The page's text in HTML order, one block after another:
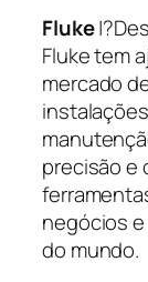
Fluke
Fluke tem
mercado
precisão e
negócios
do mundo.